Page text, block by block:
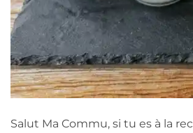
Salut Ma Commu, si tu es à la